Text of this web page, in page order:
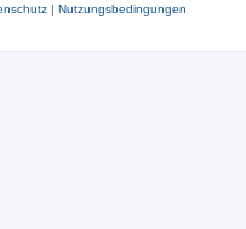
| Nutzungsbedingungen